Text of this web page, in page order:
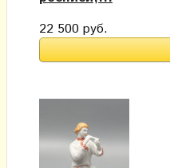
22 500 руб.